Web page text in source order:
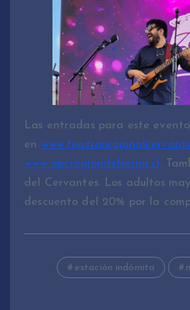
Las entradas para este
en
www.apcregiondelosrios.cl .
del Cervantes. Los adultos
descuento del 20% por la
estación indómita